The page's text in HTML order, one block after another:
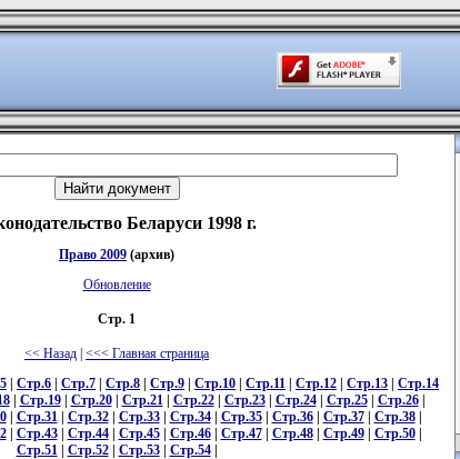
Беларуси 1998 г.
Право 2009 (архив)
Обновление
Стр. 1
<< Назад <<< Главная страница
Стр.6 Стр.7 Стр.8 Стр.9 Стр.10 Стр.11 Стр.12 Стр.13
Стр.14
| Стр.19| Стр.20| Стр.21| Стр.22| Стр.23| Стр.24| Стр.25| Стр.26|
| Стр.31| Стр.32| Стр.33| Стр.34| Стр.35| Стр.36| Стр.37| Стр.38|
| Стр.43| Стр.44| Стр.45| Стр.46| Стр.47| Стр.48| Стр.49| Стр.50|
Стр.51| Стр.52| Стр.53| Стр.54|